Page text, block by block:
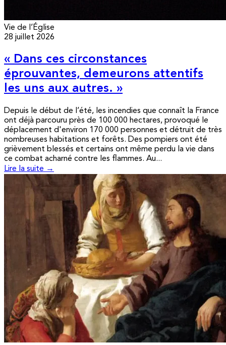
Vie de l’Église
28 juillet 2026
« Dans ces circonstances
éprouvantes, demeurons attentifs
les uns aux autres. »
Depuis le début de l’été, les incendies que connaît la France
ont déjà parcouru près de 100 000 hectares, provoqué le
déplacement d'environ 170 000 personnes et détruit de très
nombreuses habitations et forêts. Des pompiers ont été
grièvement blessés et certains ont même perdu la vie dans
ce combat acharné contre les flammes. Au...
Lire la suite →